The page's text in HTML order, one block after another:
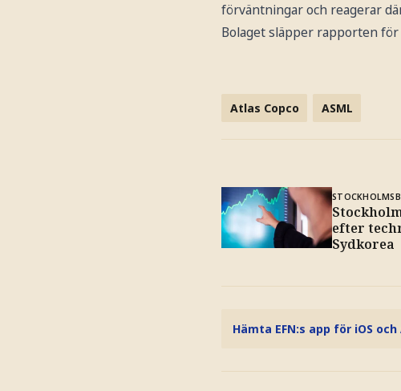
förväntningar och reagerar
Bolaget släpper rapporten
Atlas Copco ASML
efter
Sydkorea
Hämta EFN:s app för iOS